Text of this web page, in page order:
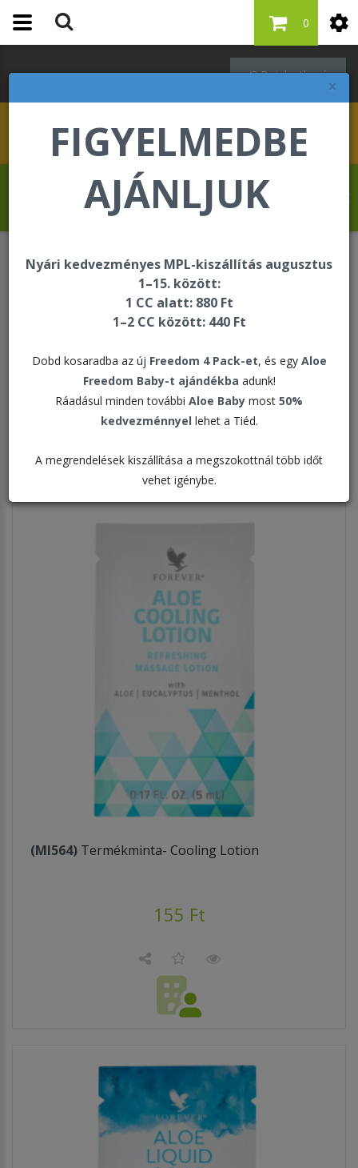
×
FIGYELMEDBE
AJÁNLJUK
Nyári kedvezményes MPL-kiszállítás augusztus
1–15. között:
1 CC alatt: 880 Ft
1–2 CC között: 440 Ft
Dobd kosaradba az új Freedom 4 Pack-et, és egy Aloe
Freedom Baby-t ajándékba adunk!
Ráadásul minden további Aloe Baby most 50%
kedvezménnyel lehet a Tiéd.
A megrendelések kiszállítása a megszokottnál több időt
vehet igénybe.
Bejelentkezés
0
Schleppné Dr. Kasz Edit üdvözli Önt a
Forever Living internetes áruházában!
Oktatási és segédanyagok
Termékminták
Rendezés:
(MI564) Termékminta- Cooling Lotion
155 Ft